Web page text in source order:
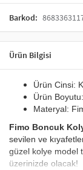
Barkod:
Ürün Bilgisi
Ürün Cinsi:
Ürün Boyutu:
Materyal:
Fimo Boncuk
sevilen ve
güzel kolye model
üzerinizde olacak!